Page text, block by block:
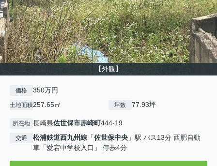
【外観】
価格 350万円
土地面積257.65㎡ 坪数 77.93坪
所在地 長崎県佐世保市赤崎町444-19
交通 松浦鉄道西九州線 「佐世保中央 」駅 バス13分 西肥自動
車「愛宕中学校入口」 停歩4分